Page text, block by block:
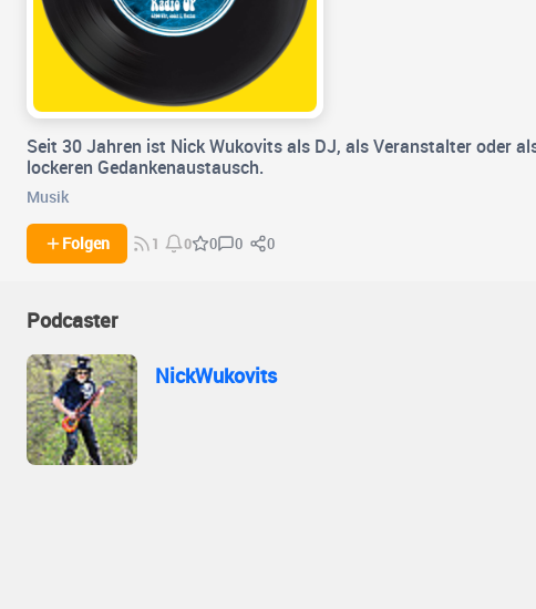
Seit 30 Jahren ist Nick Wukovits als DJ, als Veranstalter oder
lockeren Gedankenaustausch.
Musik
Folgen 1 0 0 0 0
Podcaster
NickWukovits